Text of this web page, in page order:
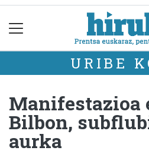
URIBE
Manifestazioa
Bilbon,
aurka